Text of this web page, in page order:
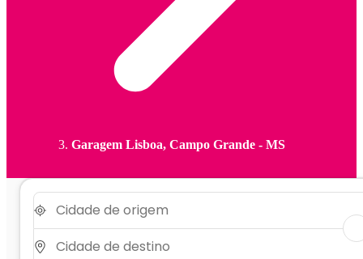
Garagem Lisboa, Campo Grande - MS